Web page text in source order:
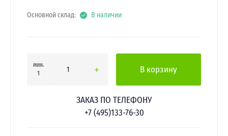
Основной склад: В наличии
мин.
1
В корзину
ЗАКАЗ ПО ТЕЛЕФОНУ
+7 (495)133-76-30